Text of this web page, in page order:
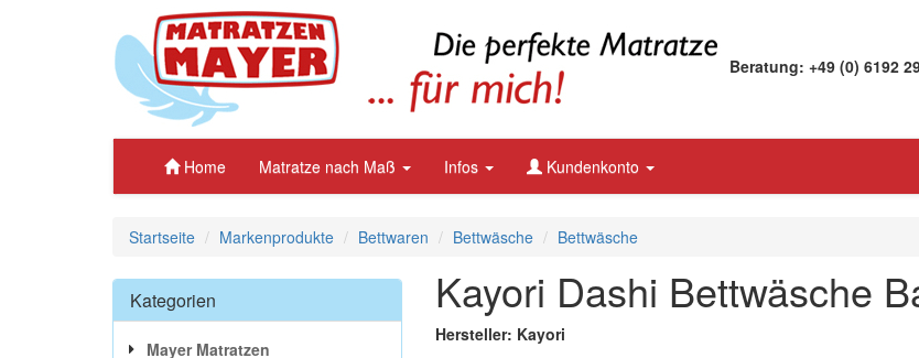
Beratung: +49 (0) 6192
Home Matratze nach Maß Infos Kundenkonto
Startseite Markenprodukte Bettwaren Bettwäsche Bettwäsche
Kayori Dashi Bettwäsche
Hersteller: Kayori
Kategorien
Mayer Matratzen